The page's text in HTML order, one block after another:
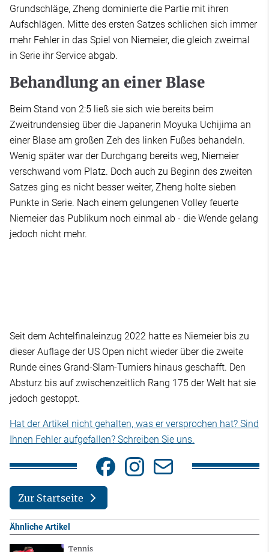
Grundschläge, Zheng dominierte die Partie mit ihren
Aufschlägen. Mitte des ersten Satzes schlichen sich immer
mehr Fehler in das Spiel von Niemeier, die gleich zweimal
in Serie ihr Service abgab.
Behandlung an einer Blase
Beim Stand von 2:5 ließ sie sich wie bereits beim
Zweitrundensieg über die Japanerin Moyuka Uchijima an
einer Blase am großen Zeh des linken Fußes behandeln.
Wenig später war der Durchgang bereits weg, Niemeier
verschwand vom Platz. Doch auch zu Beginn des zweiten
Satzes ging es nicht besser weiter, Zheng holte sieben
Punkte in Serie. Nach einem gelungenen Volley feuerte
Niemeier das Publikum noch einmal ab - die Wende gelang
jedoch nicht mehr.
Seit dem Achtelfinaleinzug 2022 hatte es Niemeier bis zu
dieser Auflage der US Open nicht wieder über die zweite
Runde eines Grand-Slam-Turniers hinaus geschafft. Den
Absturz bis auf zwischenzeitlich Rang 175 der Welt hat sie
jedoch gestoppt.
Hat der Artikel nicht gehalten, was er versprochen hat? Sind
Ihnen Fehler aufgefallen? Schreiben Sie uns.
Zur Startseite
Ähnliche Artikel
Tennis